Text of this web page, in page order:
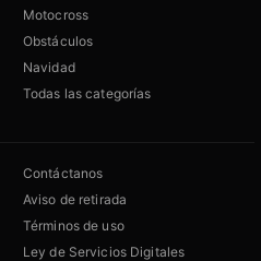
Motocross
Obstáculos
Navidad
Todas las categorías
Contáctanos
Aviso de retirada
Términos de uso
Ley de Servicios Digitales